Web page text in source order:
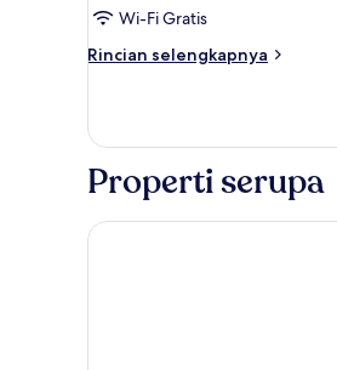
Wi-Fi Gratis
Rincian selengkapnya
Rincian
Budget
Room
Properti serupa
Garden View Hotel